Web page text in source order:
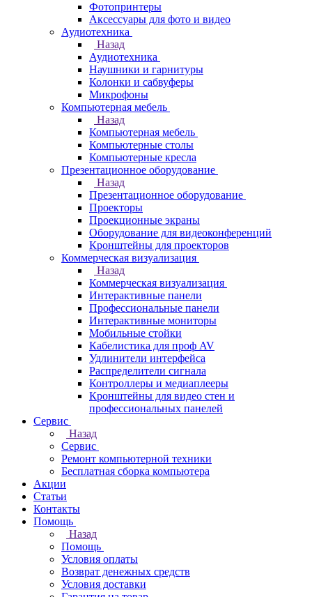
Фотопринтеры
Аксессуары для фото и видео
Аудиотехника
Назад
Аудиотехника
Наушники и гарнитуры
Колонки и сабвуферы
Микрофоны
Компьютерная мебель
Назад
Компьютерная мебель
Компьютерные столы
Компьютерные кресла
Презентационное оборудование
Назад
Презентационное оборудование
Проекторы
Проекционные экраны
Оборудование для видеоконференций
Кронштейны для проекторов
Коммерческая визуализация
Назад
Коммерческая визуализация
Интерактивные панели
Профессиональные панели
Интерактивные мониторы
Мобильные стойки
Кабелистика для проф AV
Удлинители интерфейса
Распределители сигнала
Контроллеры и медиаплееры
Кронштейны для видео стен и
профессиональных панелей
Сервис
Назад
Сервис
Ремонт компьютерной техники
Бесплатная сборка компьютера
Акции
Статьи
Контакты
Помощь
Назад
Помощь
Условия оплаты
Возврат денежных средств
Условия доставки